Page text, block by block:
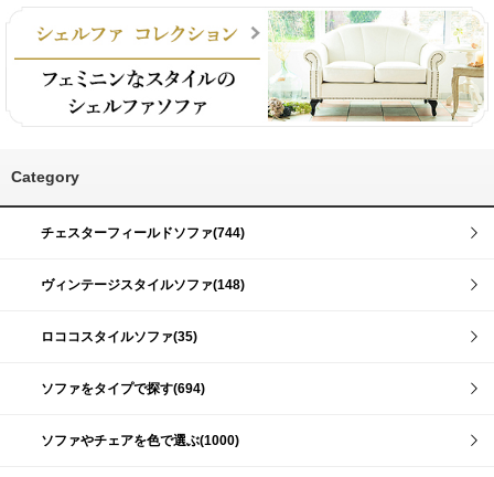
Category
チェスターフィールドソファ(744)
ヴィンテージスタイルソファ(148)
ロココスタイルソファ(35)
ソファをタイプで探す(694)
ソファやチェアを色で選ぶ(1000)